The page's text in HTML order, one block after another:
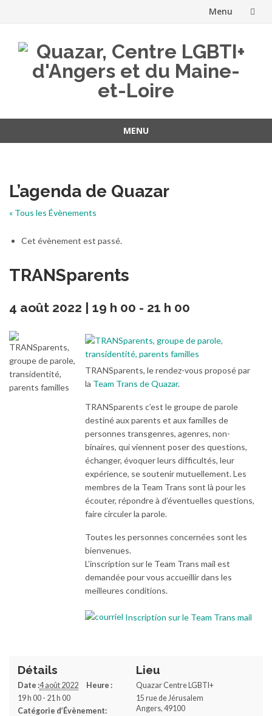
Menu
contenu
MENU
L’agenda de Quazar
« Tous les Évènements
Cet évènement est passé.
TRANS­parents
4 août 2022 | 19 h 00 - 21 h 00
TRANSparents, le rendez-vous proposé par
la Team Trans de Quazar.
TRANSparents c’est le groupe de parole
destiné aux parents et aux familles de
personnes transgenres, agenres, non-
binaires, qui viennent poser des questions,
échanger, évoquer leurs difficultés, leur
expérience, se soutenir mutuellement. Les
membres de la Team Trans sont là pour les
écouter, répondre à d’éventuelles questions,
faire circuler la parole.
Toutes les personnes concernées sont les
bienvenues.
L’inscription sur le Team Trans mail est
demandée pour vous accueillir dans les
meilleures conditions.
Inscription sur le Team Trans mail
Détails
Date :4 août 2022
Heure :
19 h 00 - 21 h 00
Catégorie d’Évènement:
Lieu
Quazar Centre LGBTI+
15 rue de Jérusalem
Angers, 49100